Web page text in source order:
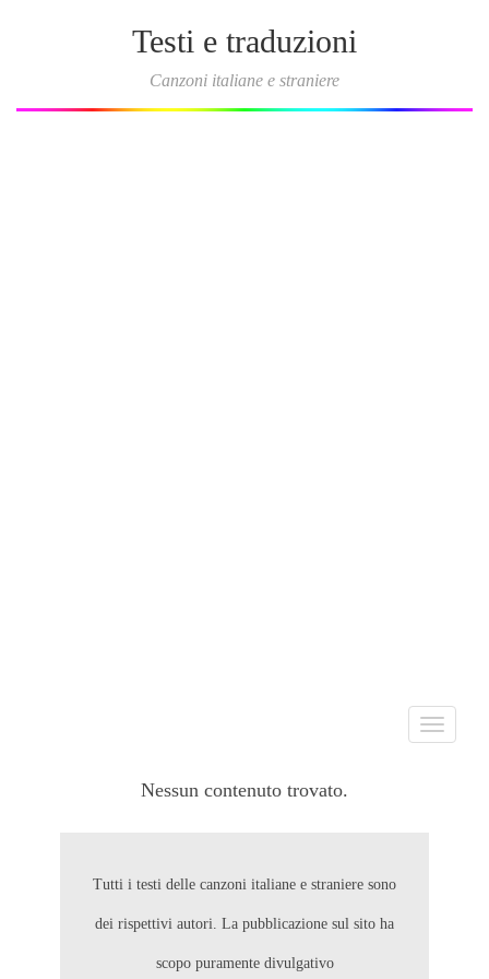
Testi e traduzioni
Canzoni italiane e straniere
Toggle
Nessun contenuto trovato.
Tutti i testi delle canzoni italiane e straniere sono
dei rispettivi autori. La pubblicazione sul sito ha
scopo puramente divulgativo